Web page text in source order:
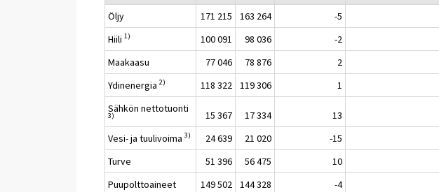
Öljy
171 215 163 264 -5
Hiili1) 100 091 98 036 -2
Maakaasu
77 046 78 876 2
Ydinenergia2) 118 322 119 306 1
Sähkön nettotuonti
3) 15 367 17 334 13
Vesi- ja tuulivoima3) 24 639 21 020 -15
Turve
51 396 56 475 10
Puupolttoaineet
149 502 144 328 -4